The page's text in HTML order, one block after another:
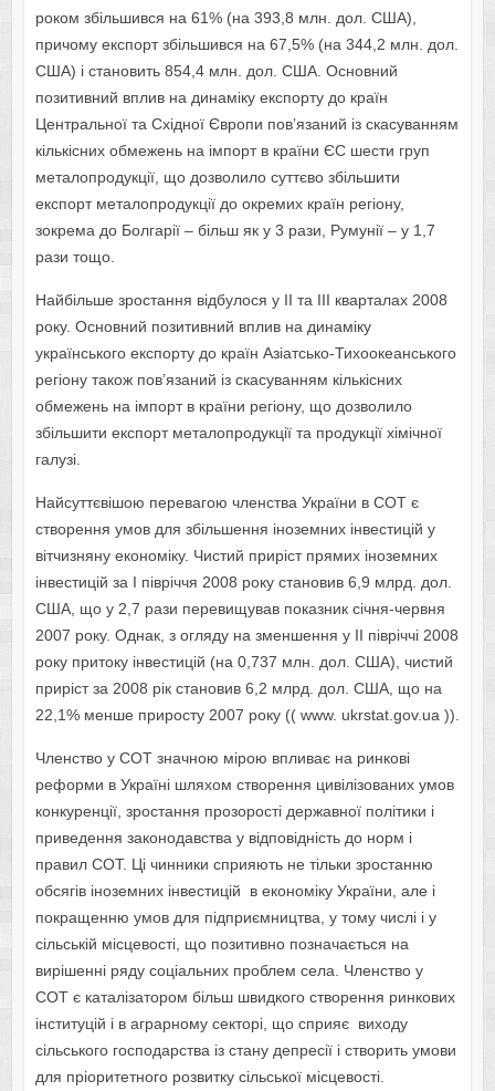
роком збільшився на 61% (на 393,8 млн. дол. США),
причому експорт збільшився на 67,5% (на 344,2 млн. дол.
США) і становить 854,4 млн. дол. США. Основний
позитивний вплив на динаміку експорту до країн
Центральної та Східної Європи пов’язаний із скасуванням
кількісних обмежень на імпорт в країни ЄС шести груп
металопродукції, що дозволило суттєво збільшити
експорт металопродукції до окремих країн регіону,
зокрема до Болгарії – більш як у 3 рази, Румунії – у 1,7
рази тощо.
Найбільше зростання відбулося у ІІ та ІІІ кварталах 2008
року. Основний позитивний вплив на динаміку
українського експорту до країн Азіатсько-Тихоокеанського
регіону також пов’язаний із скасуванням кількісних
обмежень на імпорт в країни регіону, що дозволило
збільшити експорт металопродукції та продукції хімічної
галузі.
Найсуттєвішою перевагою членства України в СОТ є
створення умов для збільшення іноземних інвестицій у
вітчизняну економіку. Чистий приріст прямих іноземних
інвестицій за І півріччя 2008 року становив 6,9 млрд. дол.
США, що у 2,7 рази перевищував показник січня-червня
2007 року. Однак, з огляду на зменшення у ІІ півріччі 2008
року притоку інвестицій (на 0,737 млн. дол. США), чистий
приріст за 2008 рік становив 6,2 млрд. дол. США, що на
22,1% менше приросту 2007 року (( www. ukrstat.gov.ua )).
Членство у СОТ значною мірою впливає на ринкові
реформи в Україні шляхом створення цивілізованих умов
конкуренції, зростання прозорості державної політики і
приведення законодавства у відповідність до норм і
правил СОТ. Ці чинники сприяють не тільки зростанню
обсягів іноземних інвестицій в економіку України, але і
покращенню умов для підприємництва, у тому числі і у
сільській місцевості, що позитивно позначається на
вирішенні ряду соціальних проблем села. Членство у
СОТ є каталізатором більш швидкого створення ринкових
інституцій і в аграрному секторі, що сприяє виходу
сільського господарства із стану депресії і створить умови
для пріоритетного розвитку сільської місцевості.